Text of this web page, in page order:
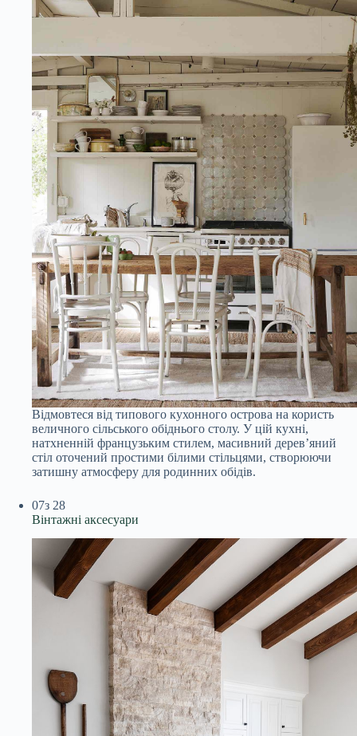
Відмовтеся від типового кухонного острова на користь
величного сільського обіднього столу. У цій кухні,
натхненній французьким стилем, масивний дерев’яний
стіл оточений простими білими стільцями, створюючи
затишну атмосферу для родинних обідів.
07з 28
Вінтажні аксесуари